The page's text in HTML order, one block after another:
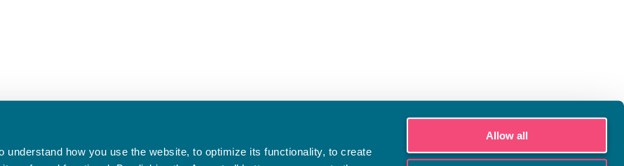
how you use the website, to optimize its functionality, to create
Allow all